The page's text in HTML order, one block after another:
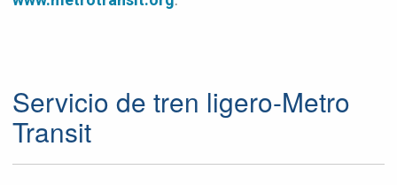
Servicio de tren ligero-Metro
Transit